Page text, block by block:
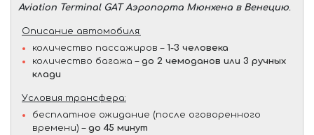
Aviation Terminal GAT Аэропорта Мюнхена в Венецию.
Описание автомобиля:
количество пассажиров – 1-3 человека
количество багажа – до 2 чемоданов или 3 ручных
клади
Условия трансфера:
бесплатное ожидание (после оговоренного
времени) – до 45 минут